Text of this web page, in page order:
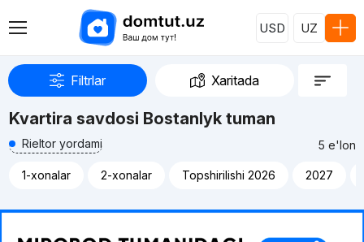
USD UZ
Filtrlar Xaritada
Kvartira savdosi Bostanlyk tuman
5 e'lon
Rieltor yordami
1-xonalar 2-xonalar Topshirilishi 2026 2027